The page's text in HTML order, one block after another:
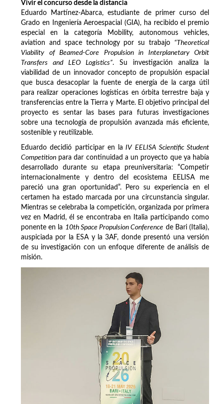
Vivir el concurso desde la distancia
Eduardo Martínez-Abarca, estudiante de primer curso del
Grado en Ingeniería Aeroespacial (GIA), ha recibido el premio
especial en la categoría Mobility, autonomous vehicles,
aviation and space technology por su trabajo “Theoretical
Viability of Beamed-Core Propulsion in Interplanetary Orbit
Transfers and LEO Logistics”. Su investigación analiza la
viabilidad de un innovador concepto de propulsión espacial
que busca desacoplar la fuente de energía de la carga útil
para realizar operaciones logísticas en órbita terrestre baja y
transferencias entre la Tierra y Marte. El objetivo principal del
proyecto es sentar las bases para futuras investigaciones
sobre una tecnología de propulsión avanzada más eficiente,
sostenible y reutilizable.
Eduardo decidió participar en la IV EELISA Scientific Student
Competition para dar continuidad a un proyecto que ya había
desarrollado durante su etapa preuniversitaria: “Competir
internacionalmente y dentro del ecosistema EELISA me
pareció una gran oportunidad”. Pero su experiencia en el
certamen ha estado marcada por una circunstancia singular.
Mientras se celebraba la competición, organizada por primera
vez en Madrid, él se encontraba en Italia participando como
ponente en la 10th Space Propulsion Conference de Bari (Italia),
auspiciada por la ESA y la 3AF, donde presentó una versión
de su investigación con un enfoque diferente de análisis de
misión.